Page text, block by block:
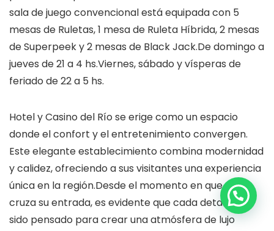
sala de juego convencional está equipada con 5
mesas de Ruletas, 1 mesa de Ruleta Híbrida, 2 mesas
de Superpeek y 2 mesas de Black Jack.De domingo a
jueves de 21 a 4 hs.Viernes, sábado y vísperas de
feriado de 22 a 5 hs.
Hotel y Casino del Río se erige como un espacio
donde el confort y el entretenimiento convergen.
Este elegante establecimiento combina modernidad
y calidez, ofreciendo a sus visitantes una experiencia
única en la región.Desde el momento en que uno
cruza su entrada, es evidente que cada detalle ha
sido pensado para crear una atmósfera de lujo